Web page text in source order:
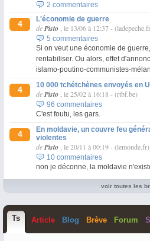
2 commentaires
4 L'économie de guerre
dePisto , le 13/06 à 12:37-
5 commentaires
Si on veut une économie de
rentabiliser. Ou alors, effet
islamo-poutino-communistes-
4 10 000 tchétchènes envoyés en
dePisto , le 25/02 à 16:18 -(rtbf.be)
96 commentaires
C'est foutu, les gars.
4
En moldavie, un couvre feu
violentes
dePisto , le 20/11 à 00:19-(lemonde.fr)
10 commentaires
non je déconne, la moldavie
voir toutes les
Ts Article Blog Brève Forum